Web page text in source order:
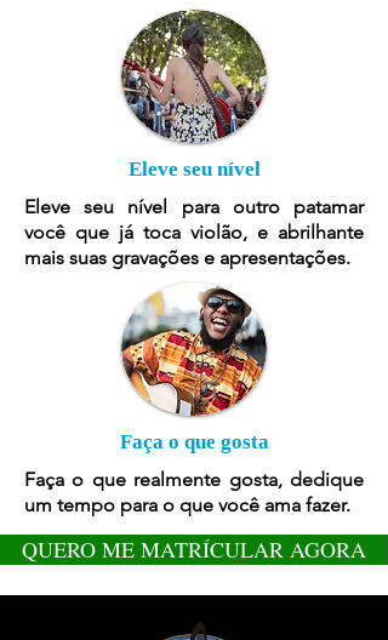
Eleve seu nível
Eleve seu nível para outro patamar
você que já toca violão, e abrilhante
mais suas gravações e apresentações.
Faça o que gosta
Faça o que realmente gosta, dedique
um tempo para o que você ama fazer.
QUERO ME MATRÍCULAR AGORA